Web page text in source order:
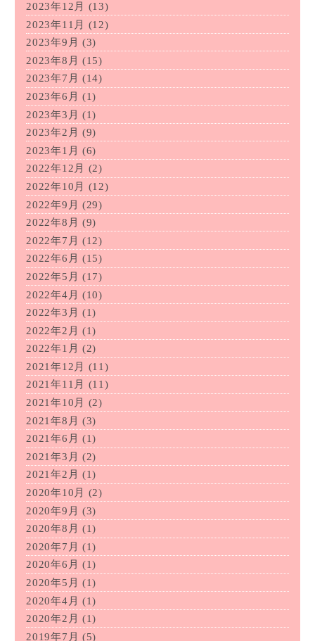
2023年12月
(13)
2023年11月 (12)
2023年9月 (3)
2023年8月 (15)
2023年7月 (14)
2023年6月 (1)
2023年3月 (1)
2023年2月 (9)
2023年1月 (6)
2022年12月
(2)
2022年10月
(12)
2022年9月 (29)
2022年8月 (9)
2022年7月 (12)
2022年6月 (15)
2022年5月 (17)
2022年4月 (10)
2022年3月 (1)
2022年2月 (1)
2022年1月 (2)
2021年12月
(11)
2021年11月
(11)
2021年10月
(2)
2021年8月 (3)
2021年6月 (1)
2021年3月 (2)
2021年2月 (1)
2020年10月
(2)
2020年9月 (3)
2020年8月 (1)
2020年7月 (1)
2020年6月 (1)
2020年5月 (1)
2020年4月 (1)
2020年2月 (1)
2019年7月 (5)